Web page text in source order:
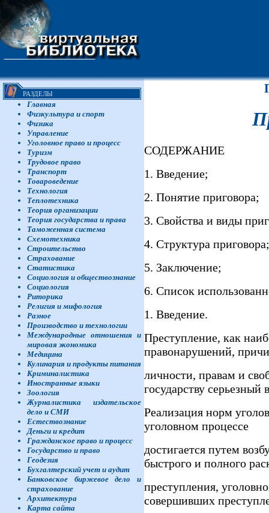
РАЗДЕЛЫ
Главная
Физкультура и спорт
Физика
Управление
Уголовное право и процесс
Туризм
Трудовое право
Транспорт
Товароведение
Технология
Теплотехника
Теория организации
Теория государства и права
Таможенная система
Схемотехника
Строительство
Страхование
Статистика
Социология и обществознание
Социология
Риторика
Религия и мифология
Разное
Производство и технологии
Международные отношения и
мировая экономика
Медицина
Кулинария и продукты питания
Криминалистика
Иностранные языки
Зоология
Журналистика издательское
дело и СМИ
Естествознание
Деньги и кредит
Гражданское право и процесс
Государство и право
Геодезия
Бухгалтерский учет и аудит
Банковское биржевое дело и
страхование
Архитектура
Карта сайта
СОДЕРЖАНИЕ
1. Введение;
2. Понятие приговора;
3. Свойства и виды
4. Структура приговора;
5. Заключение;
6. Список
1. Введение.
Преступление, как
правонарушений,
личности, правам и
государству серьезный
Реализация норм
уголовном процессе
достигается путем
быстрого и полного
преступления,
совершивших